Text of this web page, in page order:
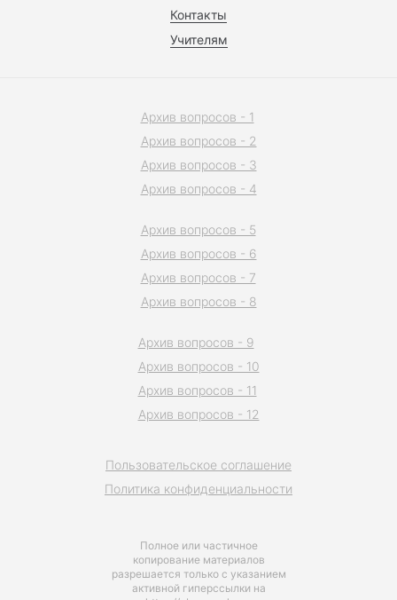
Контакты
Учителям
Полное или частичное
копирование материалов
разрешается только с указанием
активной гиперссылки на
Пользовательское соглашение
Политика конфиденциальности
Архив вопросов - 1
Архив вопросов - 2
Архив вопросов - 3
Архив вопросов - 4
Архив вопросов - 5
Архив вопросов - 6
Архив вопросов - 7
Архив вопросов - 8
Архив вопросов - 9
Архив вопросов - 10
Архив вопросов - 11
Архив вопросов - 12